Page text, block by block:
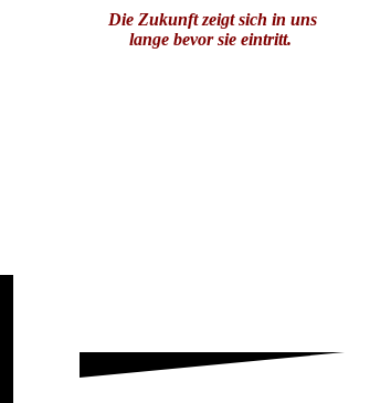
Die Zukunft zeigt sich in uns
lange bevor sie eintritt.